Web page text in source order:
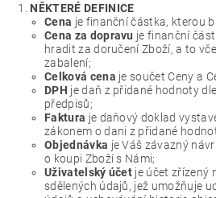
NĚKTERÉ DEFINICE
Cena je finanční částka, kterou
Cena za dopravu je finanční
hradit za doručení Zboží, a to
zabalení;
Celková cena je součet Ceny a
DPH je daň z přidané hodnoty
předpisů;
Faktura je daňový doklad
zákonem o dani z přidané
Objednávka je Váš závazný
o koupi Zboží s Námi;
Uživatelský účet je účet zřízený
sdělených údajů, jež umožňuje